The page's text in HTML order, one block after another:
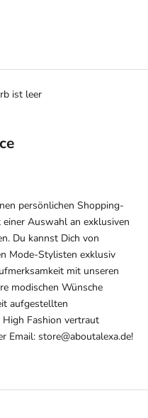
ist leer
persönlichen Shopping-
Auswahl an exklusiven
Du kannst Dich von
Mode-Stylisten exklusiv
mit unseren
modischen Wünsche
aufgestellten
Fashion vertraut
Email: store@aboutalexa.de!